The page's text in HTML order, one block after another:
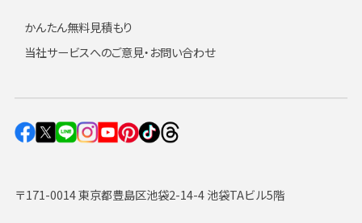
〒171-0014 東京都豊島区池袋2-14-4 池袋TAビル5階
かんたん無料見積もり
当社サービスへのご意見・お問い合わせ